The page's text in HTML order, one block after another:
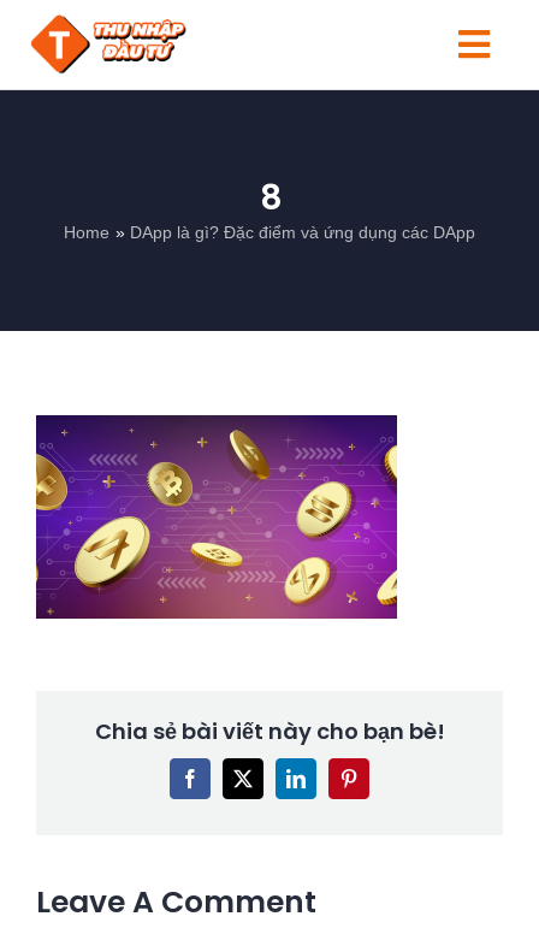
content
Người mới
Kiến thức
for:
8
Home DApp là gì? Đặc điểm và ứng dụng các DApp
Chia sẻ bài viết này cho bạn bè!
Facebook
X LinkedInPinterest
Leave A Comment